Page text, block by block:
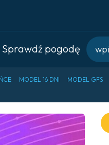
Sprawdź pogodę
MODEL 16 DNI MODEL GFS